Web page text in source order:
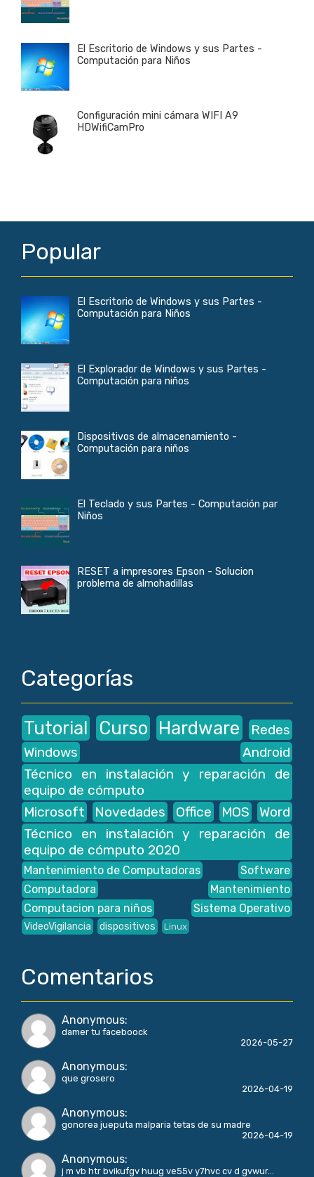
El Escritorio de Windows y sus Partes -
Computación para Niños
Configuración mini cámara WIFI A9
HDWifiCamPro
Popular
El Escritorio de Windows y sus Partes -
Computación para Niños
El Explorador de Windows y sus Partes -
Computación para niños
Dispositivos de almacenamiento -
Computación para niños
El Teclado y sus Partes - Computación par
Niños
RESET a impresores Epson - Solucion
problema de almohadillas
Categorías
Tutorial Curso Hardware
Redes
Windows
Android
Técnico en instalación y reparación de
equipo de cómputo
Microsoft
Novedades Office MOS
Word
Técnico en instalación y reparación de
equipo de cómputo 2020
Mantenimiento de Computadoras
Software
Computadora
Mantenimiento
Computacion para niños
Sistema Operativo
VideoVigilancia dispositivos Linux
Comentarios
Anonymous:
damer tu faceboock
2026-05-27
Anonymous:
que grosero
2026-04-19
Anonymous:
gonorea jueputa malparia tetas de su madre
2026-04-19
Anonymous:
j m vb htr bvikufgv huug ve55v y7hvc cv d gvwur...